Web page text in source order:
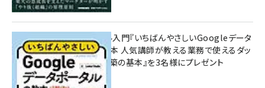
無料BIツール入門『いちばんやさしいGoogleデータ
ポータルの教本 人気講師が教える業務で使えるダッ
シュボード構築の基本』を3名様にプレゼント
7月31日 10:00